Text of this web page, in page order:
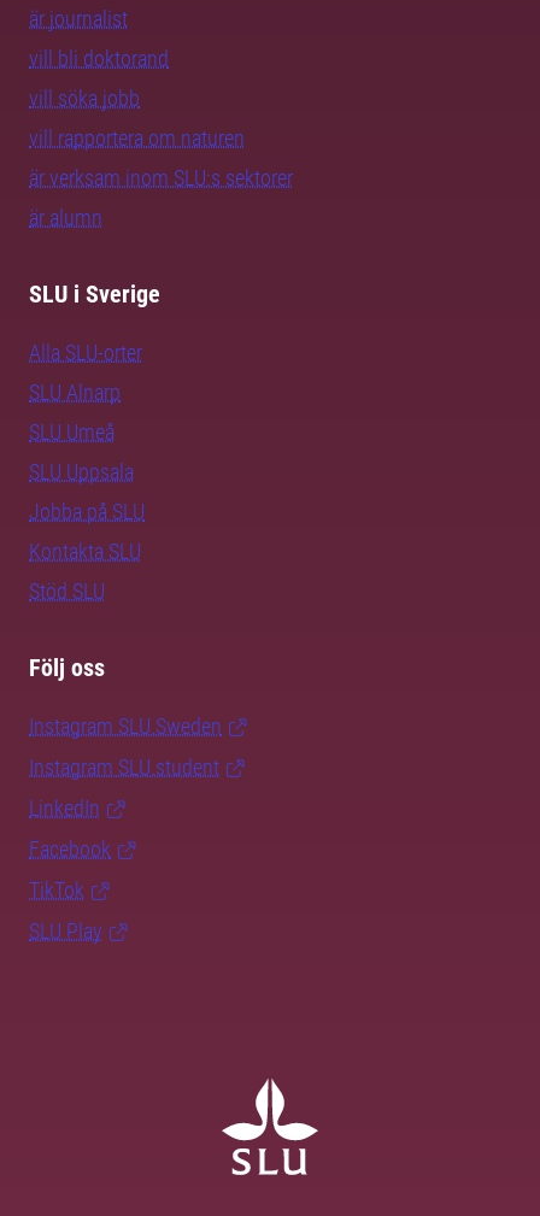
är journalist
vill bli doktorand
vill söka jobb
vill rapportera om naturen
är verksam inom SLU:s sektorer
är alumn
SLU i Sverige
Alla SLU-orter
SLU Alnarp
SLU Umeå
SLU Uppsala
Jobba på SLU
Kontakta SLU
Stöd SLU
Följ oss
Instagram SLU.Sweden
Instagram SLU.student
LinkedIn
Facebook
TikTok
SLU Play